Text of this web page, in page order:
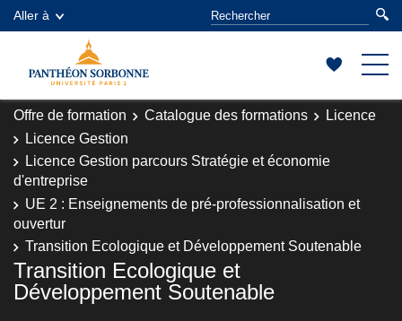
Aller à
Offre de formation Catalogue des formations
Licence
Licence Gestion
Licence Gestion parcours Stratégie et économie
d'entreprise
UE 2 : Enseignements de pré-professionnalisation et
ouvertur
Transition Ecologique et Développement Soutenable
Transition Ecologique et
Développement Soutenable